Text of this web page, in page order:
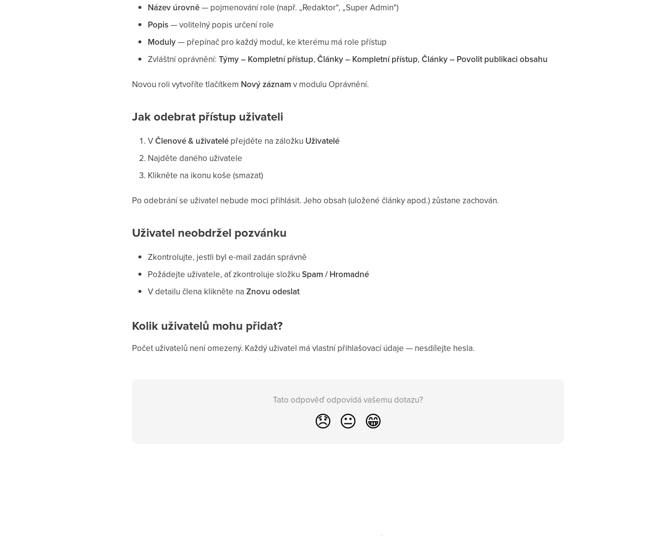
Název úrovně— pojmenování role (např. „Redaktor", „Super Admin")
Popis— volitelný popis určení role
Moduly— přepínač pro každý modul, ke kterému má role přístup
Zvláštní oprávnění:Týmy – Kompletní přístup,Články – Kompletní přístup,Články – Povolit publikaci obsahu
Novou roli vytvoříte tlačítkem Nový záznam v modulu Oprávnění.
Jak odebrat přístup uživateli
VČlenové & uživatelé přejděte na záložku Uživatelé
Najděte daného uživatele
Klikněte na ikonu koše (smazat)
Po odebrání se uživatel nebude moci přihlásit. Jeho obsah (uložené články apod.) zůstane zachován.
Uživatel neobdržel pozvánku
Zkontrolujte, jestli byl e-mail zadán správně
Požádejte uživatele, ať zkontroluje složkuSpam / Hromadné
V detailu člena klikněte naZnovu odeslat
Kolik uživatelů mohu přidat?
Počet uživatelů není omezený. Každý uživatel má vlastní přihlašovací údaje — nesdílejte hesla.
Tato odpověď odpovídá vašemu dotazu?
😞 😐 😁